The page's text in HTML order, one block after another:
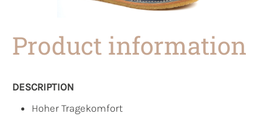
Product information
DESCRIPTION
Hoher Tragekomfort